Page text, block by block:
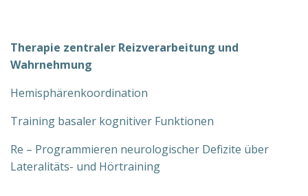
Therapie zentraler Reizverarbeitung und
Wahrnehmung
Hemisphärenkoordination
Training basaler kognitiver Funktionen
Re – Programmieren neurologischer Defizite über
Lateralitäts- und Hörtraining